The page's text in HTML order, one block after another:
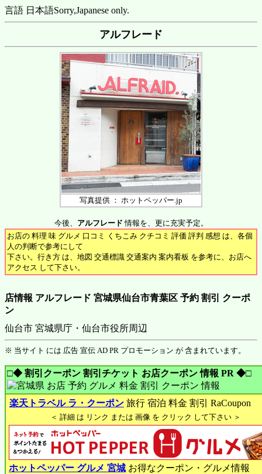
言語 日本語Sorry,Japanese only.
アルフレード
写真提供 ： ホットペッパー.jp
今後、 アルフレード 情報を、更に充実予定。
お店の 料理 味 グルメ 口コミ くちこみ クチコミ 評価 評判 感想 は、各個
人の判断で参考にして
下さい。行き方 は、地図 交通標識 交通案内 案内看板 を参考に、お店へ
アクセス して下さい。
店情報 アルフレード 宮城県仙台市青葉区 予約 割引 クーポ
ン
仙台市 宮城県庁・仙台市役所周辺
※ 当サイト には 広告 宣伝 AD PR プロモーション が 含まれています。
□◆ 割引クーポン 割引チケット お店クーポン 情報 PR ◆□
楽天トラベル ラ・クーポン 旅行 宿泊 料金 割引 RaCoupon
＜ 詳細 は リンク または 画像 を クリック して下さい ＞
ホットペッパー グルメ 宮城 お得なクーポン・グルメ情報